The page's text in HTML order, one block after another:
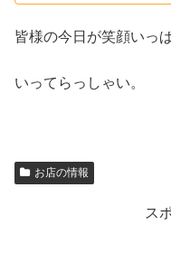
皆様の今日が笑顔いっ
いってらっしゃい。
お店の情報
ス